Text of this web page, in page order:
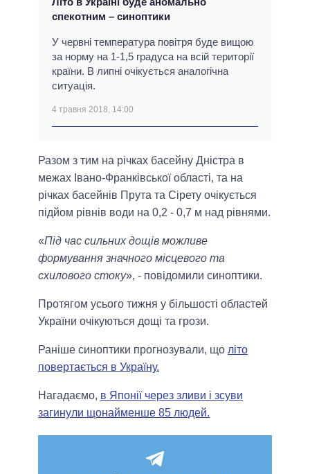
спекотним – синоптики
У червні температура повітря буде вищою
за норму на 1-1,5 градуса на всій території
країни. В липні очікується аналогічна
ситуація.
4 травня 2018, 14:00
Разом з тим на рiчках басейну Днiстра в
межах Iвано-Франкiвської області, та на
рiчках басейнiв Прута та Сiрету очiкується
пiдйом рiвнiв води на 0,2 - 0,7 м над рiвнями.
«Під час сильних дощів можливе
формування значного мiсцевого та
схилового стоку», - повідомили синоптики.
Протягом усього тижня у більшості областей
України очікуються дощі та грози.
Раніше синоптики прогнозували, що літо
повертається в Україну.
Нагадаємо, в Японії через зливи і зсуви
загинули щонайменше 85 людей.